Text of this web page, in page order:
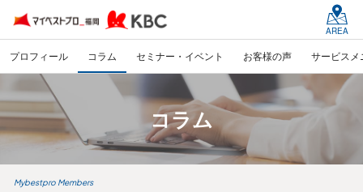
AREA
プロフィール コラム セミナー・イベント お客様の声 サービスメ
コラム
Mybestpro Members